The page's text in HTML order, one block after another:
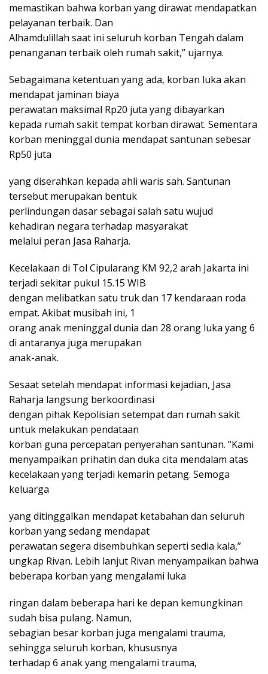
memastikan bahwa korban yang dirawat mendapatkan
pelayanan terbaik. Dan
Alhamdulillah saat ini seluruh korban Tengah dalam
penanganan terbaik oleh rumah sakit,” ujarnya.
Sebagaimana ketentuan yang ada, korban luka akan
mendapat jaminan biaya
perawatan maksimal Rp20 juta yang dibayarkan
kepada rumah sakit tempat korban dirawat. Sementara
korban meninggal dunia mendapat santunan sebesar
Rp50 juta
yang diserahkan kepada ahli waris sah. Santunan
tersebut merupakan bentuk
perlindungan dasar sebagai salah satu wujud
kehadiran negara terhadap masyarakat
melalui peran Jasa Raharja.
Kecelakaan di Tol Cipularang KM 92,2 arah Jakarta ini
terjadi sekitar pukul 15.15 WIB
dengan melibatkan satu truk dan 17 kendaraan roda
empat. Akibat musibah ini, 1
orang anak meninggal dunia dan 28 orang luka yang 6
di antaranya juga merupakan
anak-anak.
Sesaat setelah mendapat informasi kejadian, Jasa
Raharja langsung berkoordinasi
dengan pihak Kepolisian setempat dan rumah sakit
untuk melakukan pendataan
korban guna percepatan penyerahan santunan. “Kami
menyampaikan prihatin dan duka cita mendalam atas
kecelakaan yang terjadi kemarin petang. Semoga
keluarga
yang ditinggalkan mendapat ketabahan dan seluruh
korban yang sedang mendapat
perawatan segera disembuhkan seperti sedia kala,”
ungkap Rivan. Lebih lanjut Rivan menyampaikan bahwa
beberapa korban yang mengalami luka
ringan dalam beberapa hari ke depan kemungkinan
sudah bisa pulang. Namun,
sebagian besar korban juga mengalami trauma,
sehingga seluruh korban, khususnya
terhadap 6 anak yang mengalami trauma,